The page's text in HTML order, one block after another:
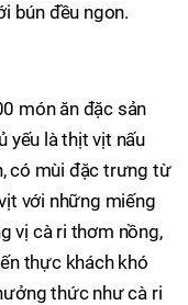
bún đều ngon.
món ăn đặc sản
yếu là thịt vịt nấu
có mùi đặc trưng từ
với những miếng
vị cà ri thơm nồng,
thực khách khó
thức như cà ri